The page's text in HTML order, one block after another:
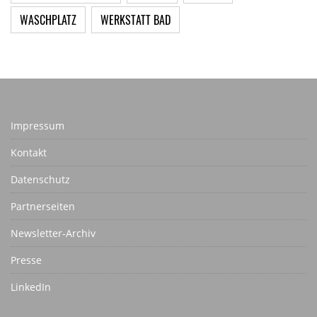
WASCHPLATZ
WERKSTATT BAD
Impressum
Kontakt
Datenschutz
Partnerseiten
Newsletter-Archiv
Presse
LinkedIn